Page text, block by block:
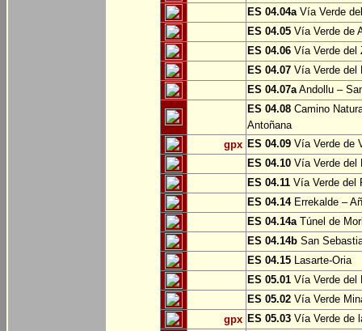
ES 04.04aVía Verde
ES 04.05 Vía Verde de
ES 04.06 Vía Verde del
ES 04.07 Vía Verde del
ES 04.07aAndollu –
ES 04.08 Camino
Antoñana
gpx ES 04.09 Vía Verde de
ES 04.10 Vía Verde del
ES 04.11 Vía Verde del
ES 04.14Errekalde –
ES 04.14aTúnel de
ES 04.14b San
ES 04.15 Lasarte-Oria
ES 05.01 Vía Verde del
ES 05.02 Vía Verde
gpx ES 05.03 Vía Verde de